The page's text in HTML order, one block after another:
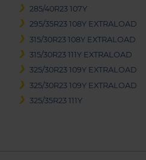
285/40R23 107Y
295/35R23 108Y EXTRALOAD
315/30R23 108Y EXTRALOAD
315/30R23 111Y EXTRALOAD
325/30R23 109Y EXTRALOAD
325/30R23 109Y EXTRALOAD
325/35R23 111Y